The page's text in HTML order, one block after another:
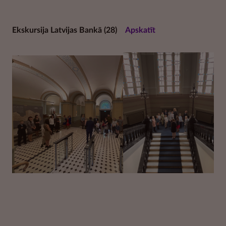
Ekskursija Latvijas Bankā (28) Apskatīt